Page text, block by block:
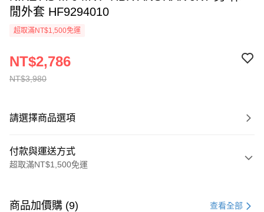
閒外套 HF9294010
超取滿NT$1,500免運
NT$3,980
NT$2,786
請選擇商品選項
付款與運送方式
超取滿NT$1,500免運
信用卡一次付款
商品加價購 (9) 查看全部